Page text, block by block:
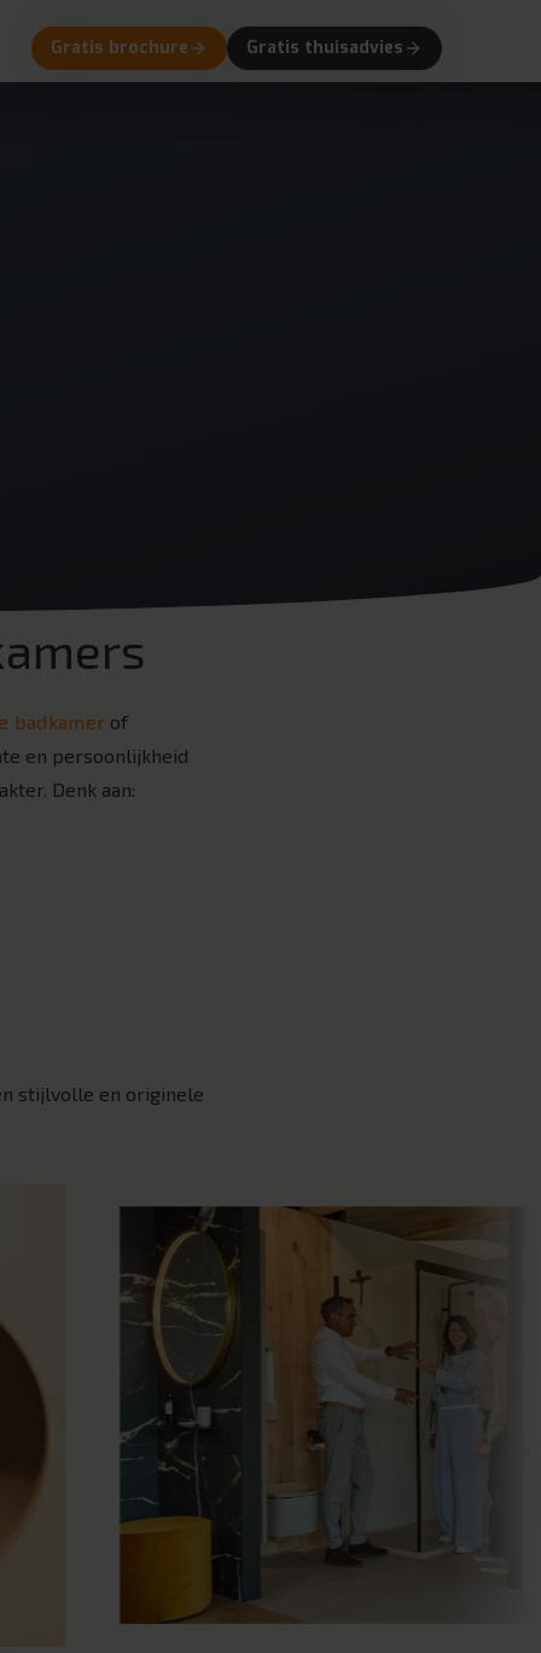
Gratis brochure Gratis thuisadvies
badkamer of
en persoonlijkheid
Denk aan:
stijlvolle en originele